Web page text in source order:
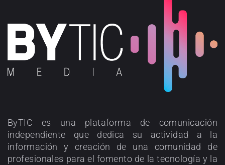
ByTIC es una plataforma de comunicación
independiente que dedica su actividad a la
información y creación de una comunidad de
profesionales para el fomento de la tecnología y la